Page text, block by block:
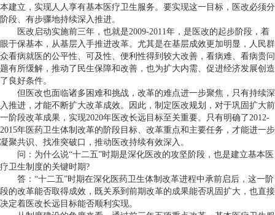
本建立，实现人人享有基本医疗卫生服务。要实现这一目标，医改必须分
阶段、有步骤地持续深入推进。
医改启动实施前三年，也就是2009-2011年，是医改的起步阶段，着
眼于保基本，从基层入手推进改革。尤其是在基层成效更加明显，人民群
众看病就医的公平性、可及性、便利性得到较大改善，看病难、看病贵问
题有所缓解，推动了民生保障和改善，也为扩大内需、促进经济发展创造
了良好条件。
但医改也面临诸多困难和挑战，改革的难点进一步聚焦，只有持续深
入推进，才能不断扩大改革成效。因此，制定医改规划，对于巩固扩大前
一阶段改革成果，实现2020年医改长远目标至关重要。只有明确了2012-
2015年医药卫生体制改革的阶段目标、改革重点和主要任务，才能进一步
凝聚共识、找准突破口，推动医改持续有效深入。
问：为什么说“十二五”时期是深化医改的攻坚阶段，也是建立基本医
疗卫生制度的关键时期?
答：“十二五”时期在深化医药卫生体制改革进程中承前启后，这一阶
段的改革能否取得成效，既关系到前期改革的成果能否巩固扩大，也直接
决定着医改长远目标能否顺利实现。